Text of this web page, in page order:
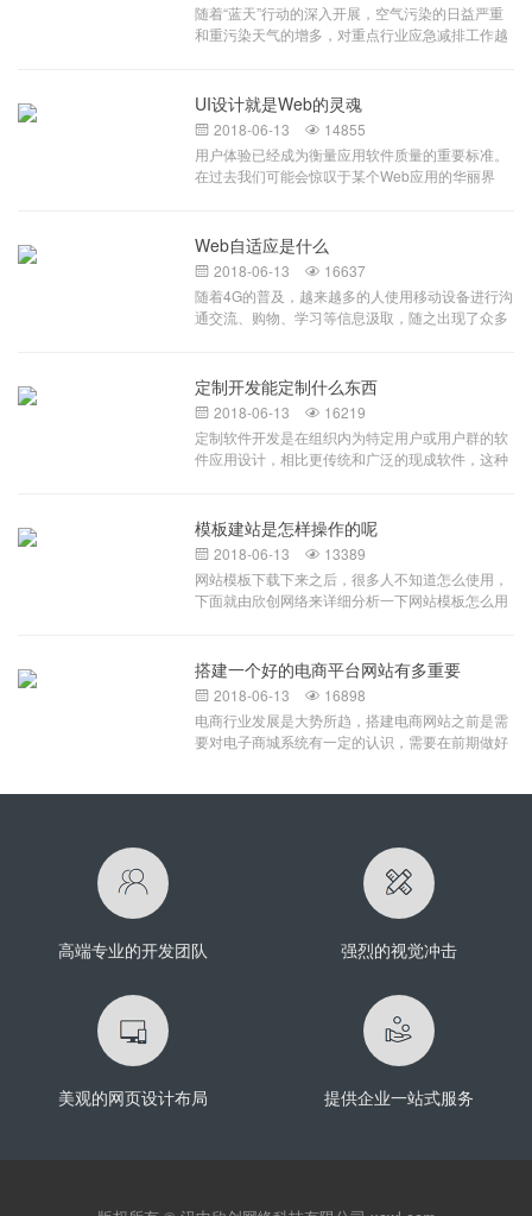
随着“蓝天”行动的深入开展，空气污染的日益严重
和重污染天气的增多，对重点行业应急减排工作越
管，对于拟申报A、B级和引领性企业，要求企业按
照当地生态环境部门要求建立环保门禁电子台账。
环保门禁电子台账及视频监控系统，配合企业门禁
系统形成一套合理并且符合规范的车辆运输监控系
统，加强流程自动处理功能，赋予司机自主处理能
绝虚假国五车辆入内。系统内置与环保、公安部门
信息接口，确保车辆信息的准确性与唯一性。企业
现有的台账信息还停留在人工统计阶段，耗时耗
力，大大影响了车辆出入场的效率，而且数据准确
套符合环保申报标准的门禁电子台账系统是申报引
领性企业的必要条件。重点企业门禁系统以重污染
天气应急移动源预案为基础，以重污染天气下进出
减排企业大型货运车辆为管控目标设计，系统提供
可扩展接口，集成接口，实现和各级环保部门、重
UI设计就是Web的灵魂
 2018-06-13  14855
用户体验已经成为衡量应用软件质量的重要标准。
在过去我们可能会惊叹于某个Web应用的华丽界
被逐渐模糊。虽然技术已经焕然一新，但很多开发
人员并不是专业的信息架构师，可能还在使用传统
的、平凡的UI设计风格。富应用已成定局，过去难
以实现的效果在今天看来已如此简单。本文旨在通
过借鉴Web界面设计经验，来探寻系统UI设计的最
系统UI本身就能引导用户选择正确的道路。尽力隐
藏系统复杂度 简约风格的UI更易于用户使用。提示
处理过的信息 不要反馈那些用户无法理解的专业术
语，这样做不仅会使用户反感，而且会暴露某些敏
的东西在哪里？他们如何到达？尽快提供反馈 UI应
该能够在动作真正发生之前让用户知道动作尚未发
生，提醒用户正处在过程中的哪个阶段。人性化设
计 合适的字体大小，温和的背景
Web自适应是什么
 2018-06-13  16637
随着4G的普及，越来越多的人使用移动设备进行沟
通交流、购物、学习等信息汲取，随之出现了众多
面临着一个大难题，即如何能在不同大小的设备上
呈现同样的网页？很显然，如果要兼顾各种不同的
设备尺寸，像以前根据每个不同尺寸进行固定排版
肯定行不通。原本针对不同设备设计不同网页的方
式，不但要花费大量时间、精力进行重复劳动，且
自适应式的网站也会成为未来主流网站。下面我们
谈谈什么是自适应？自适应是指在网页应用到不同
设备尺寸时，自动识别其屏幕宽度，并做出相应布
局调整的网页设计。例如2列1366像素宽的布局，
本上不管是图片还是文字，都以上下模块方式显
示，省略了一些不影响主体展示的次要部分，并对
部分图片进行了适当的裁切，这就是自适应带给我
们的效果展示。自适应存在的展示方式主要有两
种，百分比宽度布局和流式布局。百分比宽度布
定制开发能定制什么东西
 2018-06-13  16219
定制软件开发是在组织内为特定用户或用户群的软
件应用设计，相比更传统和广泛的现成软件，这种
队创建，并非打包转售。定制软件vs.现成的现成软
件由一个现有大量受众的打包软件组成，这些受众
都有着不同但根本上相似的需求。例如，
MicrosoftWord被设计来作为公共开放的对其用户
许多不同需求的一个多样化解决方案。不管怎样，
和发布。例如，摩根大通公司创建的一个App将只
能被该公司和它为之设计的部门使用。该软件在设
计时谨记公司的基础设施，品牌推广和实施需求，
这意味着它只能为该组织效劳。定制软件开发的优
求的App意味着生产力水平的增强。如果你有一个
它的成本被提高效率的承诺抵消。如果您的组织有
保证定制软件开发的足够独特的需求，那么定制一
个解决方案会是一个明智的做法，而不要满足于一
模板建站是怎样操作的呢
 2018-06-13  13389
网站模板下载下来之后，很多人不知道怎么使用，
下面就由欣创网络来详细分析一下网站模板怎么用
底是些什么文件 如果文件夹里面全是些静态网页
文件例如：.html，.js,.css,和一些图片文件之类的，
那么你就可以直接将这些模板文件拿来用，放到你
的空间或者服务器上面就可以访问了 如果你的文
件夹里面包含一些动态网页文件，例
那么你可能就不能直接拿来使用，通常这类网站模
的系统之后，下载MetInfo的网站模板，解压开就会
发现里面有许多的php动态网页文件，这些我们都
不需要管，只需要将下载解压的文件夹：如下方
（文件夹名字可能不一样），可以使用FTP工具上
传
搭建一个好的电商平台网站有多重要
 2018-06-13  16898
电商行业发展是大势所趋，搭建电商网站之前是需
要对电子商城系统有一定的认识，需要在前期做好
进行宣传推广去发展潜在的客源，让更多的潜在消
费者发现这个电商网站的存在，并吸引过来。其次
是电商时代的一个特性，电商网站建设可以通过互
联网去拓展市场，在电子商务发展迅猛的今天，市
空间。最后一点，不得不说的就是互联网对于人们
迎，并开始成为日常生活中不可缺少的一部分，所
以建设电商网站自然也就很重要了。电子商务网站
建设的好处有哪些：电商网站可谓是集销售、服务
跟资讯一体化的电子商务平台，具有强大的订购功
能于一体，这是一个能够让消费者跟商家进行交易
高端专业的开发团队 强烈的视觉冲击
美观的网页设计布局 提供企业一站式服务